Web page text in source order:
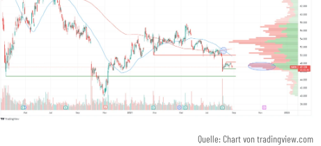
Quelle: Chart von tradingview.com